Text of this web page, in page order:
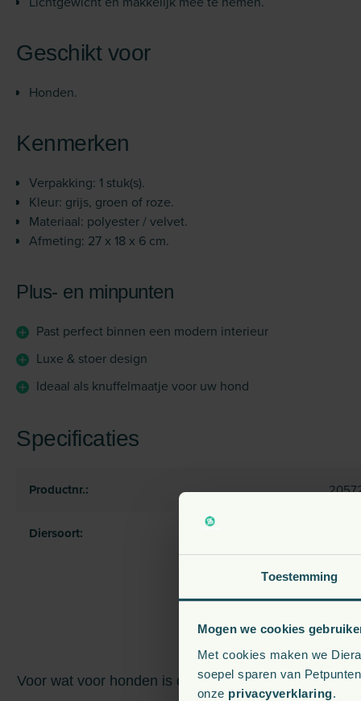
Toestemming
Mogen we cookies
Met cookies maken we
soepel sparen van
onze privacyverklaring.
Geschikt voor
Honden.
Kenmerken
Verpakking: 1 stuk(s).
Kleur: grijs, groen of roze.
Materiaal: polyester / velvet.
Afmeting: 27 x 18 x 6 cm.
Plus- en minpunten
Past perfect binnen een modern interieur
Luxe & stoer design
Ideaal als knuffelmaatje voor uw hond
Specificaties
Productnr.:
Diersoort:
Voor wat voor honden is dit speeltje geschikt?